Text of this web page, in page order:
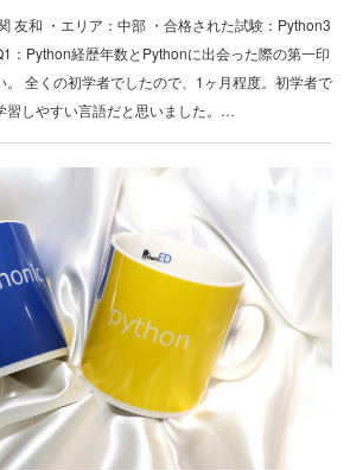
友和 ・エリア：中部 ・合格された試験：Python3
：Python経歴年数とPythonに出会った際の第一印
全くの初学者でしたので、1ヶ月程度。初学者で
習しやすい言語だと思いました。…